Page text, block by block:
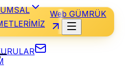
Web GÜMRÜK